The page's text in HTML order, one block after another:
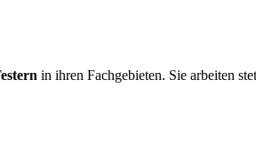
in ihren Fachgebieten. Sie arbeiten